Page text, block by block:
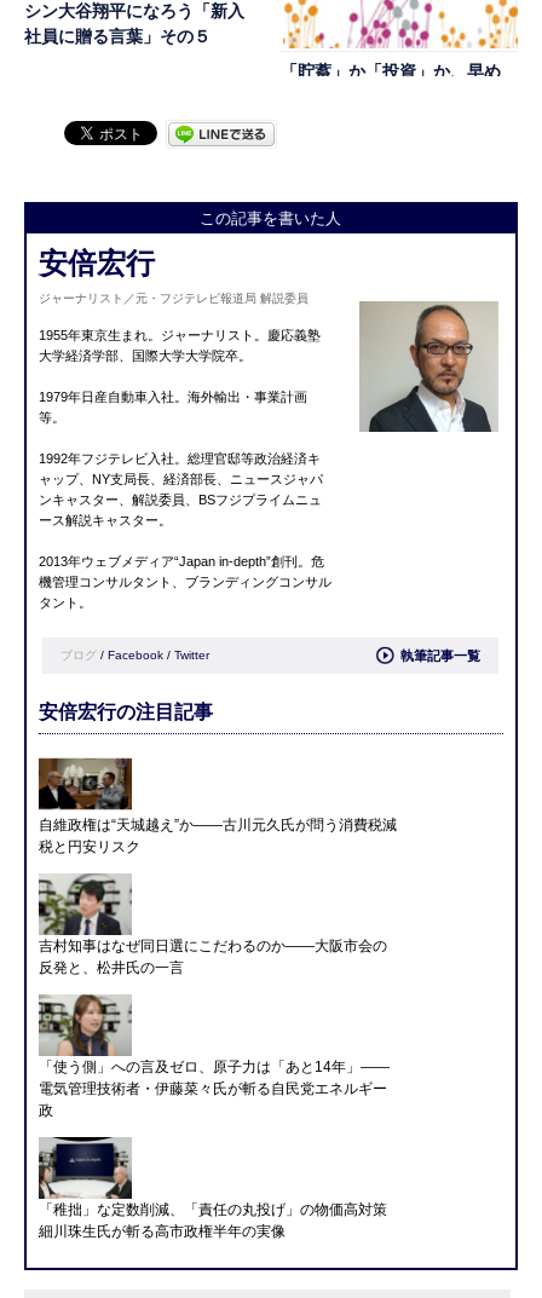
シン大谷翔平になろう「新入
社員に贈る言葉」その５
「貯蓄」か「投資」か、早め
この記事を書いた人
安倍宏行
ジャーナリスト／元・フジテレビ報道局 解説委員
1955年東京生まれ。ジャーナリスト。慶応義塾
大学経済学部、国際大学大学院卒。
1979年日産自動車入社。海外輸出・事業計画
等。
1992年フジテレビ入社。総理官邸等政治経済キ
ャップ、NY支局長、経済部長、ニュースジャパ
ンキャスター、解説委員、BSフジプライムニュ
ース解説キャスター。
2013年ウェブメディア“Japan in-depth”創刊。危
機管理コンサルタント、ブランディングコンサル
タント。
ブログ /Facebook /Twitter 執筆記事一覧
安倍宏行の注目記事
自維政権は“天城越え”か――古川元久氏が問う消費税減
税と円安リスク
吉村知事はなぜ同日選にこだわるのか――大阪市会の
反発と、松井氏の一言
「使う側」への言及ゼロ、原子力は「あと14年」――
電気管理技術者・伊藤菜々氏が斬る自民党エネルギー
政
「稚拙」な定数削減、「責任の丸投げ」の物価高対策
細川珠生氏が斬る高市政権半年の実像